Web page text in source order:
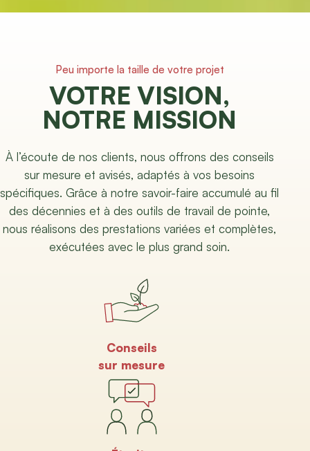
Peu importe la taille de votre projet
VOTRE VISION,
NOTRE MISSION
À l’écoute de nos clients, nous offrons des conseils
sur mesure et avisés, adaptés à vos besoins
spécifiques. Grâce à notre savoir-faire accumulé au fil
des décennies et à des outils de travail de pointe,
nous réalisons des prestations variées et complètes,
exécutées avec le plus grand soin.
Conseils
sur mesure